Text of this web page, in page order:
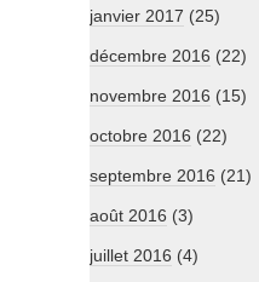
janvier 2017 (25)
décembre 2016 (22)
novembre 2016 (15)
octobre 2016 (22)
septembre 2016 (21)
août 2016 (3)
juillet 2016 (4)